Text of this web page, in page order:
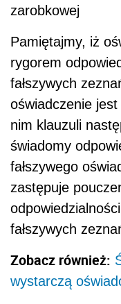
zarobkowej
Pamiętajmy, iż
rygorem
fałszywych
oświadczenie
nim klauzuli
świadomy
fałszywego
zastępuje
fałszywych
Zobacz również:
wystarczą